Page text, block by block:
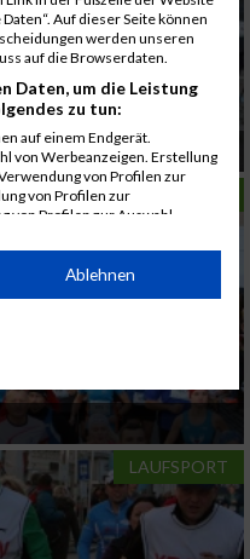
LAUFSPORT
LAUFSPORT
Auf dieser Seite können
werden unseren
auf die Browserdaten.
Daten, um die Leistung
zu tun:
auf einem Endgerät.
von Werbeanzeigen. Erstellung
von Profilen zur
von Profilen zur
von Profilen zur Auswahl
durch Statistiken oder
Quellen. Entwicklung und
weitergegeben und in die
Ablehnen